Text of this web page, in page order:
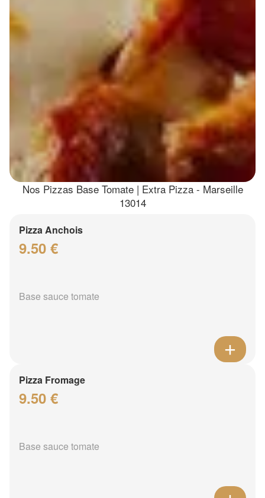
Nos Pizzas Base Tomate | Extra Pizza - Marseille
13014
Pizza Anchois
9.50 €
Base sauce tomate
Pizza Fromage
9.50 €
Base sauce tomate